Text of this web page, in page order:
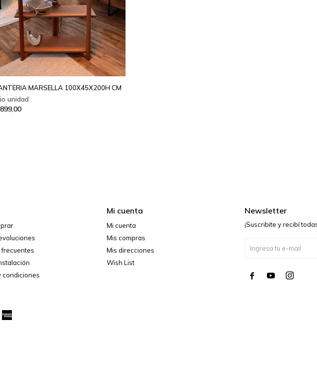
MARSELLA 100X45X200H CM
899,00
condiciones
Mi cuenta
Mi cuenta
Mis compras
Mis direcciones
Wish List
Newsletter
¡Suscribite y recibí
  